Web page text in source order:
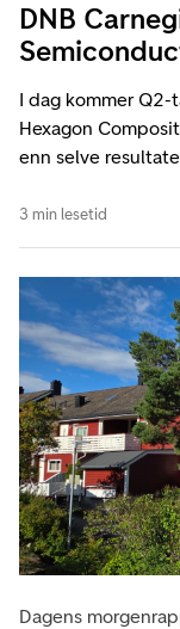
DNB
I dag kommer
Hexagon
enn selve
3 min lesetid
Dagens